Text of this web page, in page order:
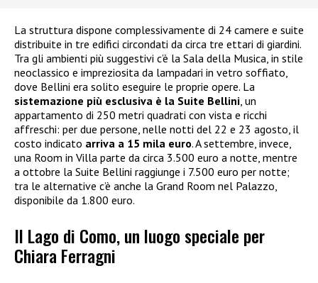
La struttura dispone complessivamente di 24 camere e suite
distribuite in tre edifici circondati da circa tre ettari di giardini.
Tra gli ambienti più suggestivi c’è la Sala della Musica, in stile
neoclassico e impreziosita da lampadari in vetro soffiato,
dove Bellini era solito eseguire le proprie opere. La
sistemazione più esclusiva è la Suite Bellini , un
appartamento di 250 metri quadrati con vista e ricchi
affreschi: per due persone, nelle notti del 22 e 23 agosto, il
costo indicato arriva a 15 mila euro. A settembre, invece,
una Room in Villa parte da circa 3.500 euro a notte, mentre
a ottobre la Suite Bellini raggiunge i 7.500 euro per notte;
tra le alternative c’è anche la Grand Room nel Palazzo,
disponibile da 1.800 euro.
Il Lago di Como, un luogo speciale per
Chiara Ferragni